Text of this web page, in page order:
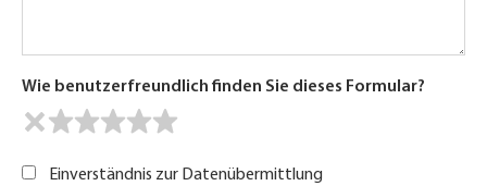
Wie benutzerfreundlich finden Sie dieses Formular?
Einverständnis zur Datenübermittlung